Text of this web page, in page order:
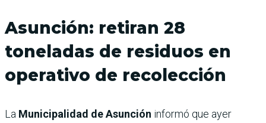
Asunción: retiran 28
toneladas de residuos en
operativo de recolección
La Municipalidad de Asunción informó que ayer